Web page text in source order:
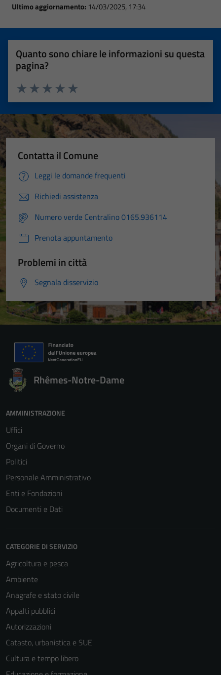
Ultimo aggiornamento: 14/03/2025, 17:34
Quanto sono chiare le informazioni su questa
pagina?
Valuta 5 stelle su 5
Valuta 4 stelle su 5
Valuta 3 stelle su 5
Valuta 2 stelle su 5
Valuta 1 stelle su 5
Contatta il Comune
Leggi le domande frequenti
Richiedi assistenza
Numero verde Centralino 0165.936114
Prenota appuntamento
Problemi in città
Segnala disservizio
Rhêmes-Notre-Dame
AMMINISTRAZIONE
Uffici
Organi di Governo
Politici
Personale Amministrativo
Enti e Fondazioni
Documenti e Dati
CATEGORIE DI SERVIZIO
Agricoltura e pesca
Ambiente
Anagrafe e stato civile
Appalti pubblici
Autorizzazioni
Catasto, urbanistica e SUE
Cultura e tempo libero